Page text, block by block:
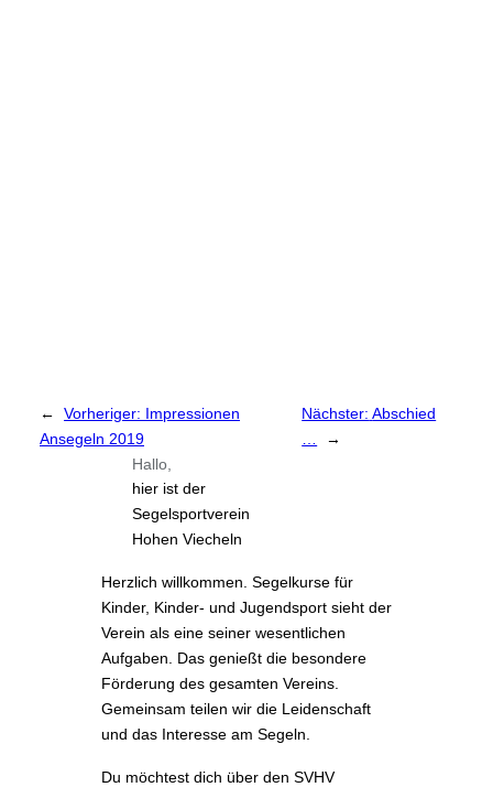
← Vorheriger: Impressionen
Ansegeln 2019
Nächster: Abschied
→
Hallo,
hier ist der
Segelsportverein
Hohen Viecheln
Herzlich willkommen. Segelkurse für
Kinder, Kinder- und Jugendsport sieht der
Verein als eine seiner wesentlichen
Aufgaben. Das genießt die besondere
Förderung des gesamten Vereins.
Gemeinsam teilen wir die Leidenschaft
und das Interesse am Segeln.
Du möchtest dich über den SVHV